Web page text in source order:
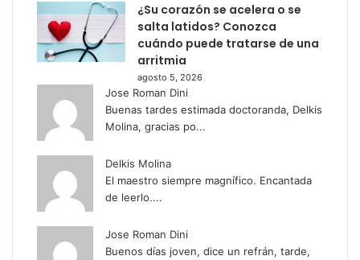
¿Su corazón se acelera o se
salta latidos? Conozca
cuándo puede tratarse de una
arritmia
agosto 5, 2026
Jose Roman Dini
Buenas tardes estimada doctoranda, Delkis
Molina, gracias po...
Delkis Molina
El maestro siempre magnífico. Encantada
de leerlo....
Jose Roman Dini
Buenos días joven, dice un refrán, tarde,